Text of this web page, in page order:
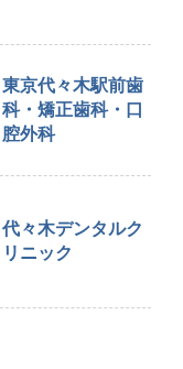
東京代々木駅前歯
科・矯正歯科・口
腔外科
代々木デンタルク
リニック